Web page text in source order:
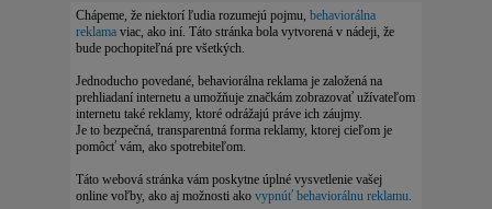
Chápeme, že niektorí ľudia rozumejú pojmu, behaviorálna
reklama viac, ako iní. Táto stránka bola vytvorená v nádeji, že
bude pochopiteľná pre všetkých.
Jednoducho povedané, behaviorálna reklama je založená na
prehliadaní internetu a umožňuje značkám zobrazovať užívateľom
internetu také reklamy, ktoré odrážajú práve ich záujmy.
Je to bezpečná, transparentná forma reklamy, ktorej cieľom je
pomôcť vám, ako spotrebiteľom.
Táto webová stránka vám poskytne úplné vysvetlenie vašej
online voľby, ako aj možnosti ako vypnúť behaviorálnu reklamu.